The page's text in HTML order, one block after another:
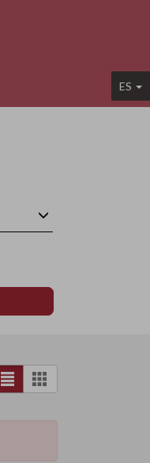
ES